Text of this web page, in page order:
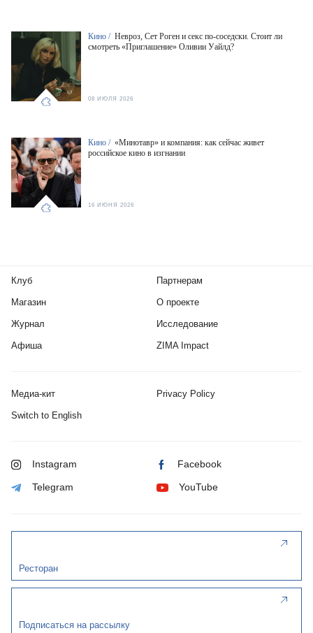
Кино / Невроз, Сет Роген и секс по-соседски. Стоит ли
смотреть «Приглашение» Оливии Уайлд?
08 ИЮЛЯ 2026
Кино / «Минотавр» и компания: как сейчас живет
российское кино в изгнании
16 ИЮНЯ 2026
Клуб
Магазин
Журнал
Афиша
Партнерам
О проекте
Исследование
ZIMA Impact
Медиа-кит Privacy Policy
Switch to English
Instagram Facebook
Telegram YouTube
Ресторан
Подписаться на рассылку